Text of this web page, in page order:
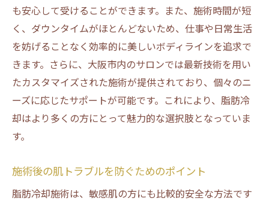
も安心して受けることができます。また、施術時間が短
く、ダウンタイムがほとんどないため、仕事や日常生活
を妨げることなく効率的に美しいボディラインを追求で
きます。さらに、大阪市内のサロンでは最新技術を用い
たカスタマイズされた施術が提供されており、個々のニ
ーズに応じたサポートが可能です。これにより、脂肪冷
却はより多くの方にとって魅力的な選択肢となっていま
す。
施術後の肌トラブルを防ぐためのポイント
脂肪冷却施術は、敏感肌の方にも比較的安全な方法です